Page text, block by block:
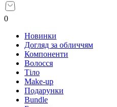
0
Новинки
Догляд за обличчям
Компоненти
Волосся
Тіло
Make-up
Подарунки
Bundle